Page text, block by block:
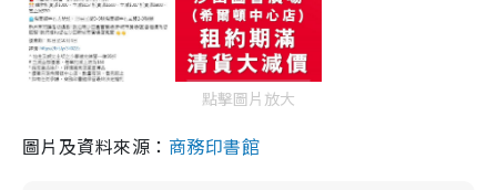
點擊圖片放大
圖片及資料來源： 商務印書館